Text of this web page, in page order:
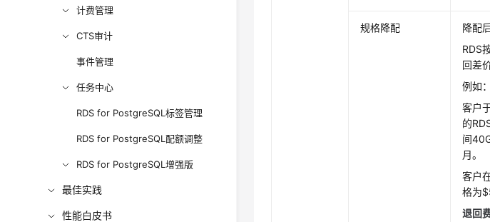
计费管理
CTS审计
事件管理
任务中心
RDS for PostgreSQL标签管理
RDS for PostgreSQL配额调整
RDS for PostgreSQL增强版
最佳实践
性能白皮书
规格降配
降配
RDS
回差价
例如
客户
的
间
月。
客户
格为
退回